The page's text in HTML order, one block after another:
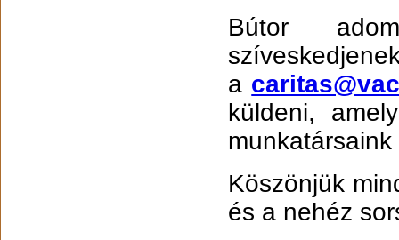
Bútor
a
küldeni,
Köszönjük
és a nehéz